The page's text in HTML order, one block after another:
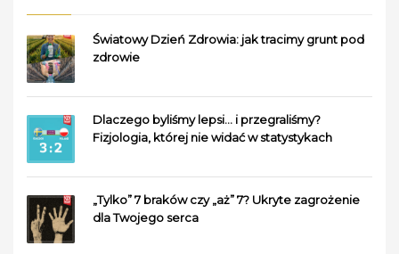
Światowy Dzień Zdrowia: jak tracimy grunt pod
zdrowie
Dlaczego byliśmy lepsi… i przegraliśmy?
Fizjologia, której nie widać w statystykach
„Tylko” 7 braków czy „aż” 7? Ukryte zagrożenie
dla Twojego serca